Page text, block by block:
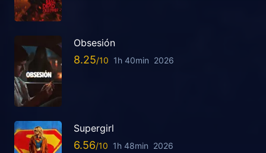
Obsesión
8.25 1h 40min 2026
Supergirl
6.56 1h 48min 2026